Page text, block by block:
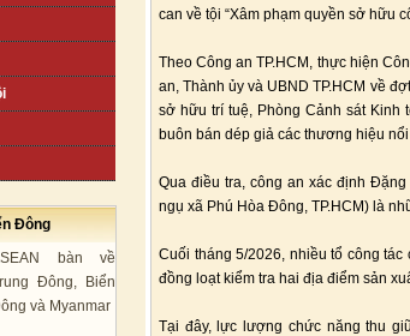
Đông
bàn về
Đông, Biển
và Myanmar
can về tội “Xâm phạm quyền sở hữu
Theo Công an TP.HCM, thực hiện
an, Thành ủy và UBND TP.HCM về
sở hữu trí tuệ, Phòng Cảnh sát Kinh
buôn bán dép giả các thương hiệu
Qua điều tra, công an xác định
ngụ xã Phú Hòa Đông, TP.HCM) là
Cuối tháng 5/2026, nhiều tổ công
đồng loạt kiểm tra hai địa điểm sản
Tại đây, lực lượng chức năng thu